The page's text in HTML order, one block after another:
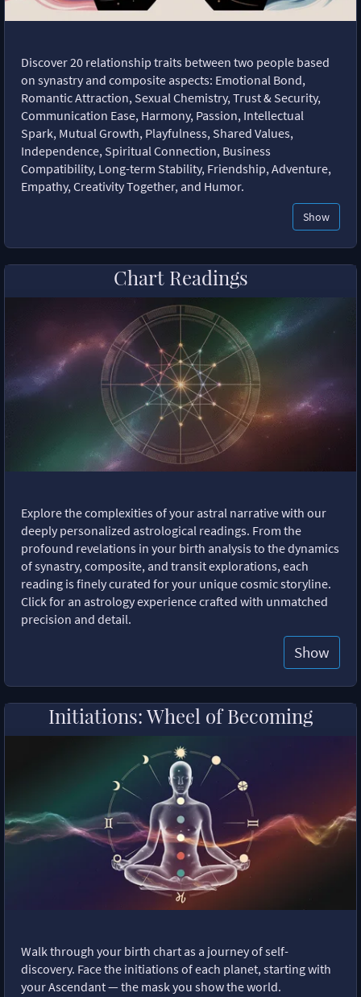
Discover 20 relationship traits between two people based
on synastry and composite aspects: Emotional Bond,
Romantic Attraction, Sexual Chemistry, Trust & Security,
Communication Ease, Harmony, Passion, Intellectual
Spark, Mutual Growth, Playfulness, Shared Values,
Independence, Spiritual Connection, Business
Compatibility, Long-term Stability, Friendship, Adventure,
Empathy, Creativity Together, and Humor.
Show
Chart Readings
Explore the complexities of your astral narrative with our
deeply personalized astrological readings. From the
profound revelations in your birth analysis to the dynamics
of synastry, composite, and transit explorations, each
reading is finely curated for your unique cosmic storyline.
Click for an astrology experience crafted with unmatched
precision and detail.
Show
Initiations: Wheel of Becoming
Walk through your birth chart as a journey of self-
discovery. Face the initiations of each planet, starting with
your Ascendant — the mask you show the world.